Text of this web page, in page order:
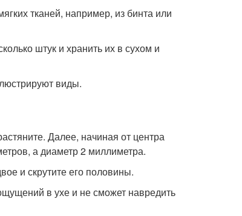
тканей, например, из бинта или
штук и хранить их в сухом и
виды.
Далее, начиная от центра
а диаметр 2 миллиметра.
и скрутите его половины.
в ухе и не сможет навредить